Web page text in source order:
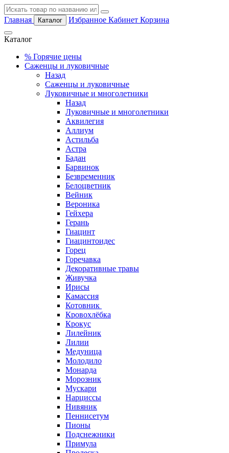
Главная Каталог Избранное Кабинет Корзина
Каталог
% Горячие цены
Саженцы и луковичные
Назад
Саженцы и луковичные
Луковичные и многолетники
Назад
Луковичные и многолетники
Аквилегия
Аллиум
Астильба
Астра
Бадан
Барвинок
Безвременник
Белоцветник
Вейник
Вероника
Гейхера
Герань
Гиацинт
Гиацинтоидес
Горец
Горечавка
Декоративные травы
Живучка
Ирисы
Камассия
Котовник
Кровохлёбка
Крокус
Лилейник
Лилии
Медуница
Молодило
Монарда
Морозник
Мускари
Нарциссы
Нивяник
Пеннисетум
Пионы
Подснежники
Примула